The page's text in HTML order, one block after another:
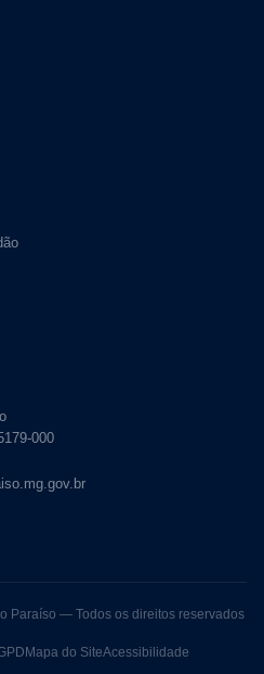
000
Paraíso — Todos os direitos reservados
Mapa do SiteAcessibilidade